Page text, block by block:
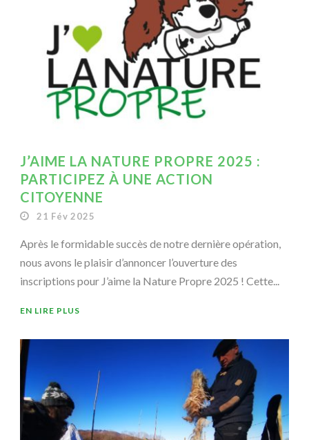
J’AIME LA NATURE PROPRE 2025 :
PARTICIPEZ À UNE ACTION
CITOYENNE
21 Fév 2025
Après le formidable succès de notre dernière opération,
nous avons le plaisir d’annoncer l’ouverture des
inscriptions pour J’aime la Nature Propre 2025 ! Cette...
EN LIRE PLUS